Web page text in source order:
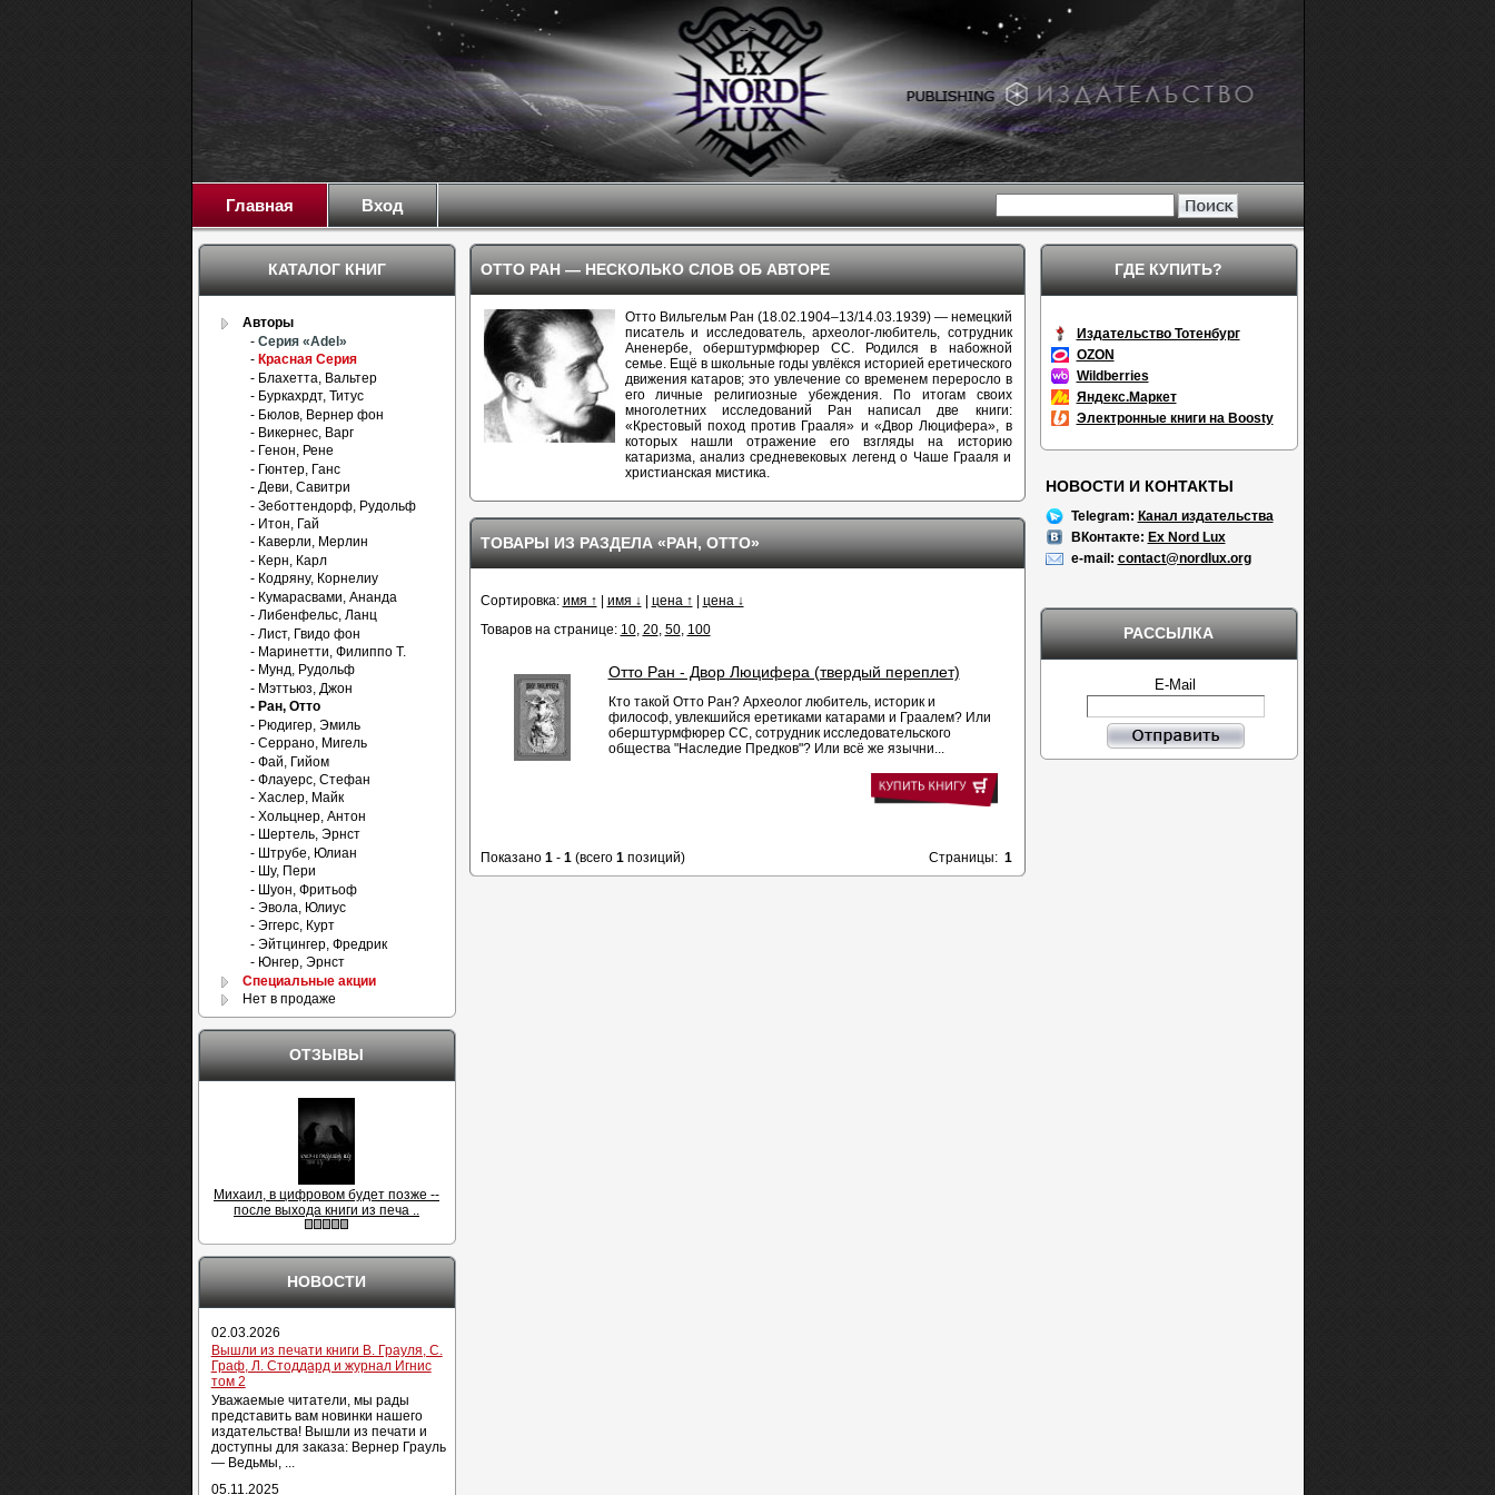
-->
Главная Вход
ОТТО РАН — НЕСКОЛЬКО СЛОВ ОБ АВТОРЕ
Отто Вильгельм Ран (18.02.1904–13/14.03.1939) — немецкий
писатель и исследователь, археолог-любитель, сотрудник
Аненербе, оберштурмфюрер СС. Родился в набожной
семье. Ещё в школьные годы увлёкся историей еретического
движения катаров; это увлечение со временем переросло в
его личные религиозные убеждения. По итогам своих
многолетних исследований Ран написал две книги:
«Крестовый поход против Грааля» и «Двор Люцифера», в
которых нашли отражение его взгляды на историю
катаризма, анализ средневековых легенд о Чаше Грааля и
христианская мистика.
ТОВАРЫ ИЗ РАЗДЕЛА «РАН, ОТТО»
Сортировка: имя ↑ имя ↓ цена ↑
цена ↓
Товаров на странице: 10, 20, 50, 100
Отто Ран - Двор Люцифера (твердый переплет)
Кто такой Отто Ран? Археолог любитель, историк и
философ, увлекшийся еретиками катарами и Граалем? Или
оберштурмфюрер СС, сотрудник исследовательского
общества "Наследие Предков"? Или всё же язычни...
Страницы: 1
Показано 1 - 1 (всего 1 позиций)
КАТАЛОГ КНИГ
Авторы
- Серия «Adel»
- Красная Серия
- Блахетта, Вальтер
- Буркахрдт, Титус
- Бюлов, Вернер фон
- Викернес, Варг
- Генон, Рене
- Гюнтер, Ганс
- Деви, Савитри
- Зеботтендорф, Рудольф
- Итон, Гай
- Каверли, Мерлин
- Керн, Карл
- Кодряну, Корнелиу
- Кумарасвами, Ананда
- Либенфельс, Ланц
- Лист, Гвидо фон
- Маринетти, Филиппо Т.
- Мунд, Рудольф
- Мэттьюз, Джон
- Ран, Отто
- Рюдигер, Эмиль
- Серрано, Мигель
- Фай, Гийом
- Флауерс, Стефан
- Хаслер, Майк
- Хольцнер, Антон
- Шертель, Эрнст
- Штрубе, Юлиан
- Шу, Пери
- Шуон, Фритьоф
- Эвола, Юлиус
- Эггерс, Курт
- Эйтцингер, Фредрик
- Юнгер, Эрнст
Специальные акции
Нет в продаже
ОТЗЫВЫ
Михаил, в цифровом будет позже --
после выхода книги из печа ..
НОВОСТИ
02.03.2026
Вышли из печати книги В. Грауля, С.
Граф, Л. Стоддард и журнал Игнис
том 2
Уважаемые читатели, мы рады
представить вам новинки нашего
издательства! Вышли из печати и
доступны для заказа: Вернер Грауль
— Ведьмы, ...
05.11.2025
ГДЕ КУПИТЬ?
Издательство Тотенбург
OZON
Wildberries
Яндекс.Маркет
Электронные книги на Boosty
НОВОСТИ И КОНТАКТЫ
Telegram: Канал издательства
ВКонтакте: Ex Nord Lux
e-mail: contact@nordlux.org
РАССЫЛКА
E-Mail